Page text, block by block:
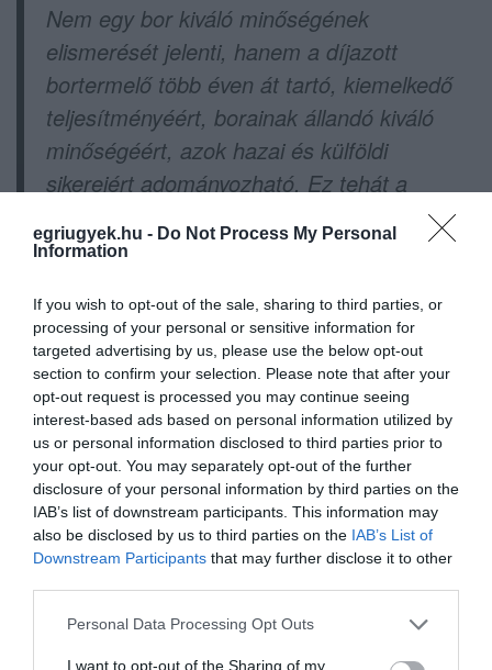
egriugyek.hu - Do Not Process My Personal
Information
If you wish to opt-out of the sale, sharing to third parties, or
processing of your personal or sensitive information for
targeted advertising by us, please use the below opt-out
section to confirm your selection. Please note that after your
opt-out request is processed you may continue seeing
interest-based ads based on personal information utilized by
us or personal information disclosed to third parties prior to
your opt-out. You may separately opt-out of the further
disclosure of your personal information by third parties on the
IAB’s list of downstream participants. This information may
also be disclosed by us to third parties on the IAB’s List of
Downstream Participants that may further disclose it to other
Please note that this website/app uses one or more Google
not limited to your visit or usage behaviour. You may click to
Personal Data Processing Opt Outs
I want to opt-out of the Sharing of my
Nem egy bor kiváló minőségének
elismerését jelenti, hanem a díjazott
bortermelő több éven át tartó, kiemelkedő
teljesítményéért, borainak állandó kiváló
minőségéért, azok hazai és külföldi
sikereiért adományozható. Ez tehát a
legrangosabb hazai kitüntetés. A díjat Az
adták át először azzal a szándékkal, hogy
elismerje egy hazai borász kimagasló
szakmai teljesítményét, többéves munkáját.
forrás és kép: www.egriborvidek.hu
Ne maradjon le a legfrissebb hírekről, kövessen
bennünket az EGRI ÜGYEK Google Hírek oldalán!
VISSZA A FŐOLDALRA